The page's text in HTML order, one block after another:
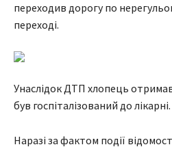
переходив дорогу по
переході.
Унаслідок ДТП хлопець
був госпіталізований до лікарні.
Наразі за фактом події